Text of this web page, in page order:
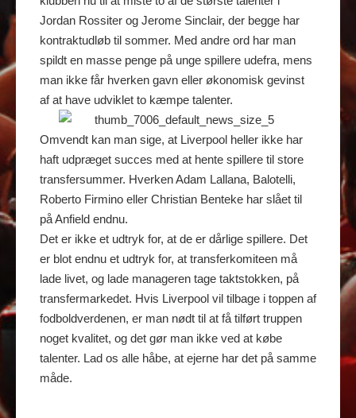
Jordan Rossiter og Jerome Sinclair, der begge har
kontraktudløb til sommer. Med andre ord har man
spildt en masse penge på unge spillere udefra, mens
man ikke får hverken gavn eller økonomisk gevinst
af at have udviklet to kæmpe talenter.
Omvendt kan man sige, at Liverpool heller ikke har
haft udpræget succes med at hente spillere til store
transfersummer. Hverken Adam Lallana, Balotelli,
Roberto Firmino eller Christian Benteke har slået til
på Anfield endnu.
Det er ikke et udtryk for, at de er dårlige spillere. Det
er blot endnu et udtryk for, at transferkomiteen må
lade livet, og lade manageren tage taktstokken, på
transfermarkedet. Hvis Liverpool vil tilbage i toppen af
fodboldverdenen, er man nødt til at få tilført truppen
noget kvalitet, og det gør man ikke ved at købe
talenter. Lad os alle håbe, at ejerne har det på samme
måde.